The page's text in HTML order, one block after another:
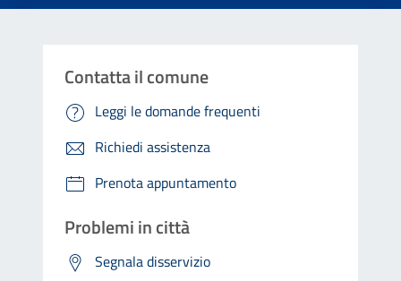
Contatta il comune
Leggi le domande frequenti
Richiedi assistenza
Prenota appuntamento
Problemi in città
Segnala disservizio